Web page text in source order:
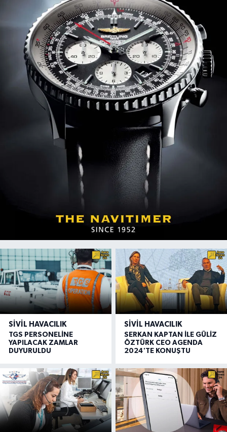
SIVIL HAVACILIK
TGS PERSONELİNE
YAPILACAK ZAMLAR
DUYURULDU
SIVIL HAVACILIK
SERKAN KAPTAN İLE GÜLİZ
ÖZTÜRK CEO AGENDA
2024'TE KONUŞTU